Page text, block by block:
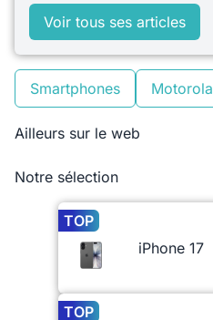
Voir tous ses articles
Smartphones Motorola
Ailleurs sur le web
Notre sélection
TOP
iPhone 17
TOP